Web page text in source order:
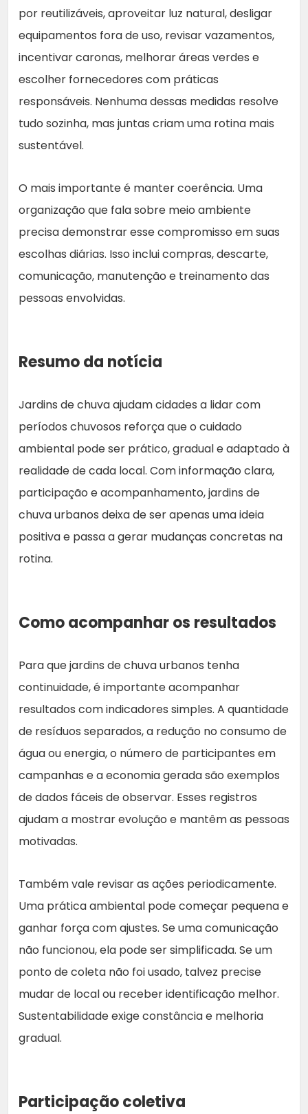
por reutilizáveis, aproveitar luz natural, desligar
equipamentos fora de uso, revisar vazamentos,
incentivar caronas, melhorar áreas verdes e
escolher fornecedores com práticas
responsáveis. Nenhuma dessas medidas resolve
tudo sozinha, mas juntas criam uma rotina mais
sustentável.
O mais importante é manter coerência. Uma
organização que fala sobre meio ambiente
precisa demonstrar esse compromisso em suas
escolhas diárias. Isso inclui compras, descarte,
comunicação, manutenção e treinamento das
pessoas envolvidas.
Resumo da notícia
Jardins de chuva ajudam cidades a lidar com
períodos chuvosos reforça que o cuidado
ambiental pode ser prático, gradual e adaptado à
realidade de cada local. Com informação clara,
participação e acompanhamento, jardins de
chuva urbanos deixa de ser apenas uma ideia
positiva e passa a gerar mudanças concretas na
rotina.
Como acompanhar os resultados
Para que jardins de chuva urbanos tenha
continuidade, é importante acompanhar
resultados com indicadores simples. A quantidade
de resíduos separados, a redução no consumo de
água ou energia, o número de participantes em
campanhas e a economia gerada são exemplos
de dados fáceis de observar. Esses registros
ajudam a mostrar evolução e mantêm as pessoas
motivadas.
Também vale revisar as ações periodicamente.
Uma prática ambiental pode começar pequena e
ganhar força com ajustes. Se uma comunicação
não funcionou, ela pode ser simplificada. Se um
ponto de coleta não foi usado, talvez precise
mudar de local ou receber identificação melhor.
Sustentabilidade exige constância e melhoria
gradual.
Participação coletiva